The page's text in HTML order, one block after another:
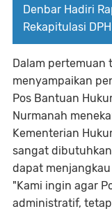
Denbar Hadiri
Rekapitulasi
Dalam pertemuan
menyampaikan
Pos Bantuan
Nurmanah
Kementerian
sangat
dapat
"Kami ingin agar
administratif,